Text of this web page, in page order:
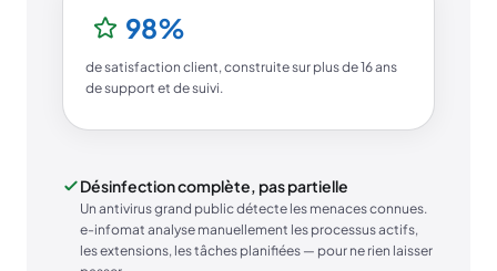
Désinfection complète, pas partielle
Un antivirus grand public détecte les menaces connues.
e-infomat analyse manuellement les processus actifs,
les extensions, les tâches planifiées — pour ne rien laisser
98%
de satisfaction client, construite sur plus de 16 ans
de support et de suivi.